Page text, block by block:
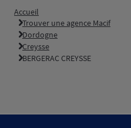
Accueil
Trouver une agence Macif
Dordogne
Creysse
BERGERAC CREYSSE